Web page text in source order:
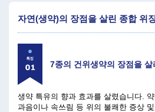
자연(생약)의 장점을 살린 종합 위
7종의 건위생약의 장점을 살
생약 특유의 향과 효과를 살렸습니다.
과음이나 속쓰림 등 위의 불쾌한 증상